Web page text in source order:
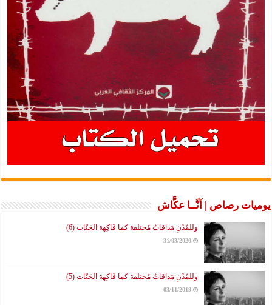
يوميات رصاص | آنَّــا عكَّاش
وللمُدُنِ مَذاقاتٌ مُختلفة كما فَاكِهة الجَنّات (6)
31/03/2020
وللمُدُنِ مَذاقاتٌ مُختلفة كما فَاكِهة الجَنّات (5)
03/11/2019